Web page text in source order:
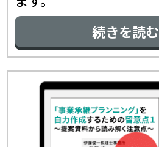
続きを読む